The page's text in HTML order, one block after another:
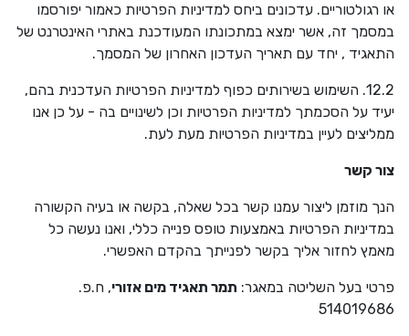
או רגולטוריים. עדכונים ביחס למדיניות הפרטיות כאמור יפורסמו
במסמך זה, אשר ימצא במתכונתו המעודכנת באתרי האינטרנט של
התאגיד , יחד עם תאריך העדכון האחרון של המסמך.
12.2. השימוש בשירותים כפוף למדיניות הפרטיות העדכנית בהם,
יעיד על הסכמתך למדיניות הפרטיות וכן לשינויים בה - על כן אנו
ממליצים לעיין במדיניות הפרטיות מעת לעת.
צור קשר
הנך מוזמן ליצור עמנו קשר בכל שאלה, בקשה או בעיה הקשורה
במדיניות הפרטיות באמצעות טופס פנייה כללי, ואנו נעשה כל
מאמץ לחזור אליך בקשר לפנייתך בהקדם האפשרי.
פרטי בעל השליטה במאגר: תמר תאגיד מים אזורי, ח.פ.
514019686